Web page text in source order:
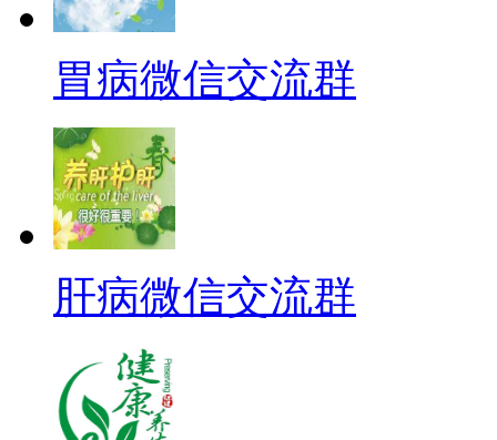
胃病微信交流群
肝病微信交流群